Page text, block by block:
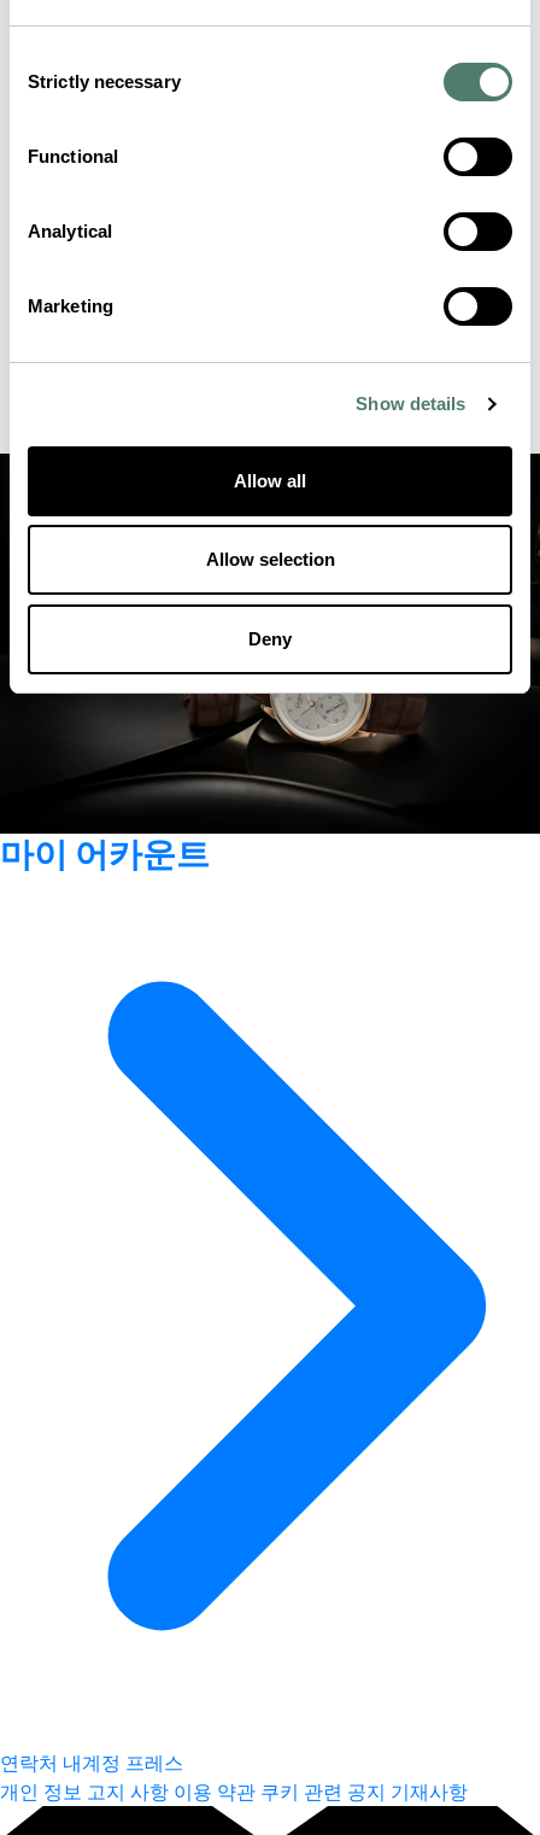
Selection
Strictly necessary
Functional
Analytical
Marketing
Show details
Allow all
Allow selection
Deny
마이 어카운트
연락처 내계정 프레스
개인 정보 고지 사항 이용 약관 쿠키 관련 공지 기재사항